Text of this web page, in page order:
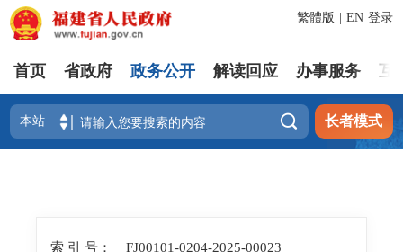
登录
繁體版 EN
首页 省政府 政务公开 解读回应 办事服务 互
 长者模式
索 引 号： FJ00101-0204-2025-00023